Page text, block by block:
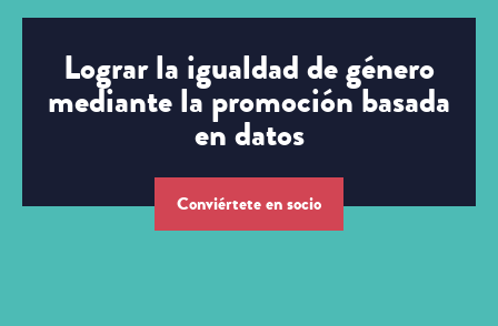
Lograr la igualdad de género
mediante la promoción basada
en datos
Conviértete en socio